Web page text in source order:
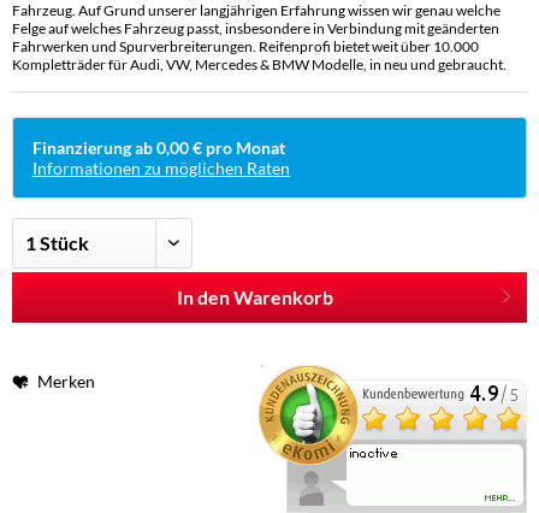
Fahrzeug. Auf Grund unserer langjährigen Erfahrung wissen wir genau welche
Felge auf welches Fahrzeug passt, insbesondere in Verbindung mit geänderten
Fahrwerken und Spurverbreiterungen. Reifenprofi bietet weit über 10.000
Kompletträder für Audi, VW, Mercedes & BMW Modelle, in neu und gebraucht.
Finanzierung ab 0,00 € pro Monat
Informationen zu möglichen Raten
In den Warenkorb
Merken